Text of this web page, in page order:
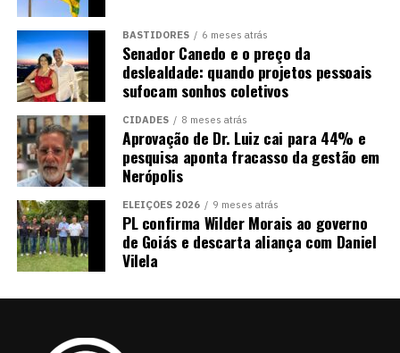
BASTIDORES 6 meses atrás
Senador Canedo e o preço da
deslealdade: quando projetos pessoais
sufocam sonhos coletivos
CIDADES 8 meses atrás
Aprovação de Dr. Luiz cai para 44% e
pesquisa aponta fracasso da gestão em
Nerópolis
ELEIÇÕES 2026 9 meses atrás
PL confirma Wilder Morais ao governo
de Goiás e descarta aliança com Daniel
Vilela